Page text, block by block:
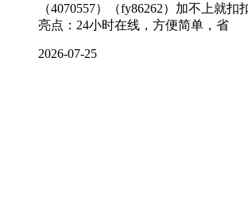
（4070557）（fy86262）加不上就扣
亮点：24小时在线，方便简单，省
2026-07-25